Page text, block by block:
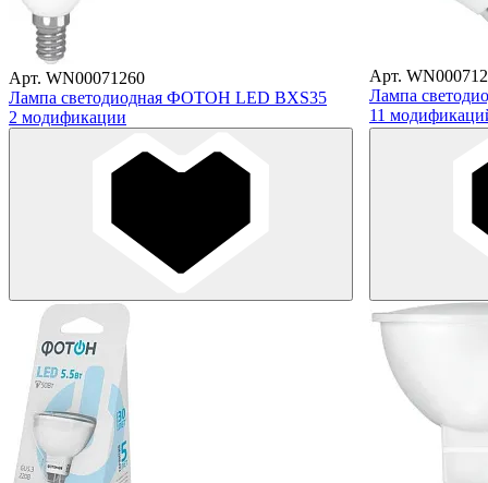
Арт. WN00071260
Лампа светодиодная ФОТОН LED BXS35
2 модификации
Арт.
Лампа
11